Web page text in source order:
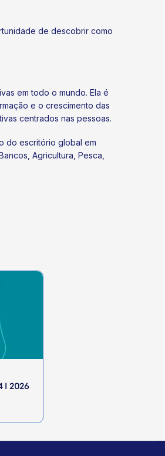
de descobrir como
em todo o mundo. Ela é
e o crescimento das
centrados nas pessoas.
do escritório global em
Agricultura, Pesca,
I 2026